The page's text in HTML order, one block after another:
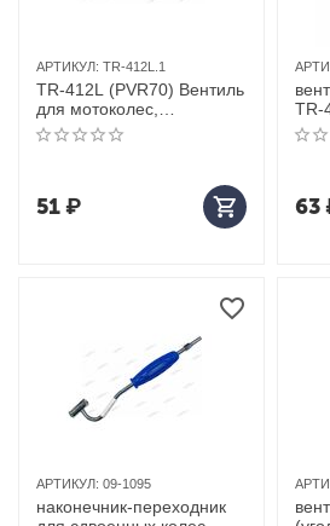
АРТИКУЛ: TR-412L.1
TR-412L (PVR70) Вентиль
для мотоколес,
32,5мм/90°/30мм, Ф15мм,
пр-во Китай
51₽
TR-
63
АРТИКУЛ: 09-1095
наконечник-переходник